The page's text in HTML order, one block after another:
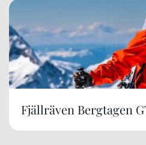
Fjällräven Bergtagen